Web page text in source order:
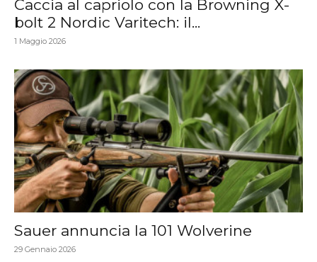
Caccia al capriolo con la Browning X-
bolt 2 Nordic Varitech: il...
1 Maggio 2026
Sauer annuncia la 101 Wolverine
29 Gennaio 2026